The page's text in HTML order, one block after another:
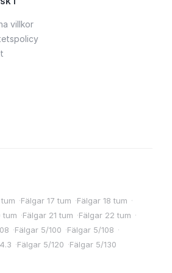
villkor
·Fälgar 17 tum ·Fälgar 18 tum ·
tum ·Fälgar 21 tum ·Fälgar 22 tum ·
·Fälgar 5/100 ·Fälgar 5/108 ·
·Fälgar 5/120 ·Fälgar 5/130